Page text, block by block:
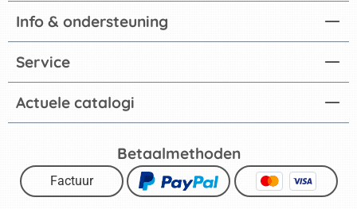
Actuele catalogi
Info & ondersteuning
Service
Betaalmethoden
Factuur